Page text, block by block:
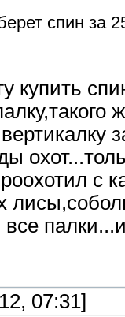
спин за
купить
с
07:31]